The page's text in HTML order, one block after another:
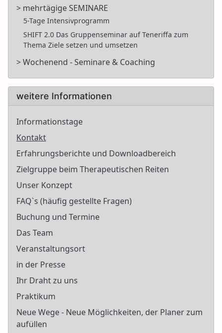
> mehrtägige SEMINARE
5-Tage Intensivprogramm
SHIFT 2.0 Das Gruppenseminar auf Teneriffa zum
Thema Ziele setzen und umsetzen
> Wochenend - Seminare & Coaching
weitere Informationen
Informationstage
Kontakt
Erfahrungsberichte und Downloadbereich
Zielgruppe beim Therapeutischen Reiten
Unser Konzept
FAQ`s (häufig gestellte Fragen)
Buchung und Termine
Das Team
Veranstaltungsort
in der Presse
Ihr Draht zu uns
Praktikum
Neue Wege - Neue Möglichkeiten, der Planer zum
aufüllen